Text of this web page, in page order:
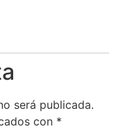
será publicada.
con *